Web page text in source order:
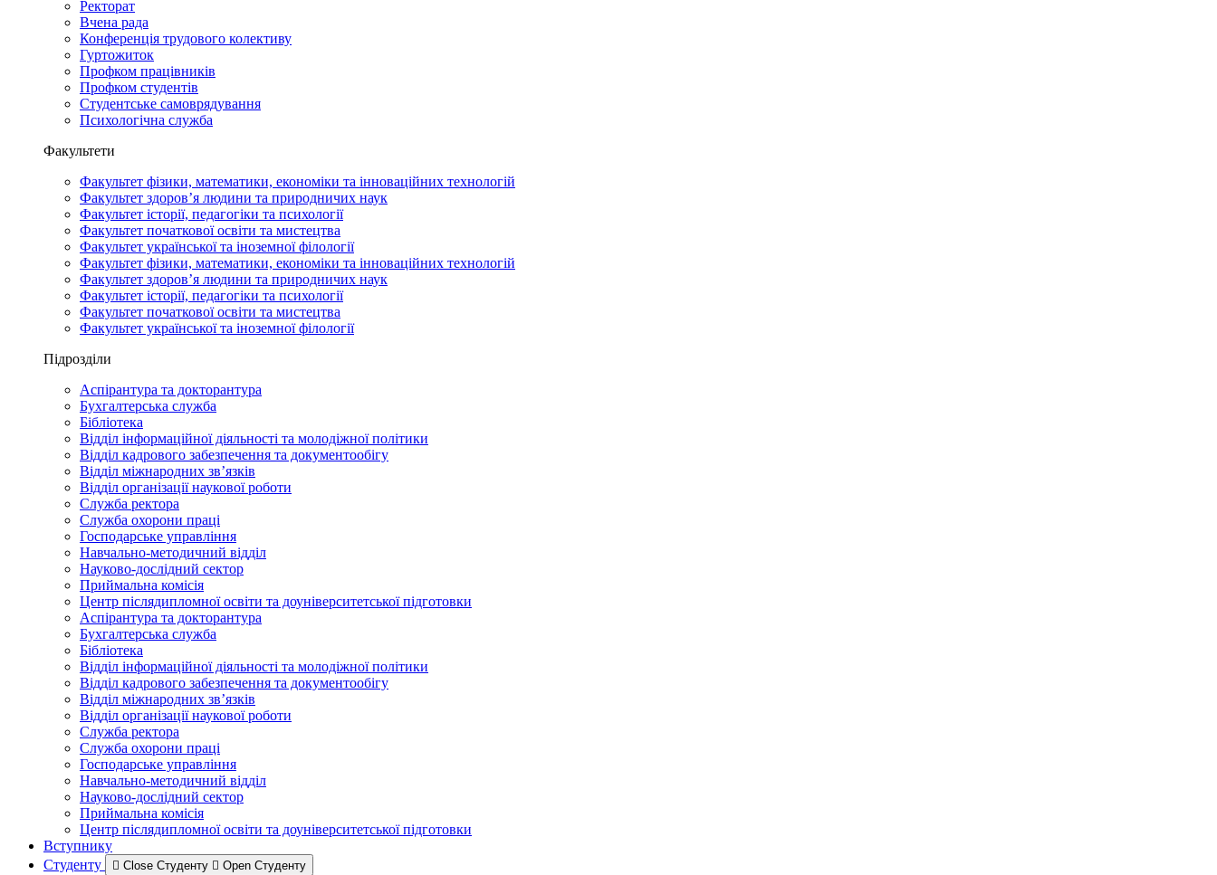
Ректорат
Вчена рада
Конференція трудового колективу
Гуртожиток
Профком працівників
Профком студентів
Студентське самоврядування
Психологічна служба
Факультети
Факультет фізики, математики, економіки та інноваційних технологій
Факультет здоров’я людини та природничих наук
Факультет історії, педагогіки та психології
Факультет початкової освіти та мистецтва
Факультет української та іноземної філології
Факультет фізики, математики, економіки та інноваційних технологій
Факультет здоров’я людини та природничих наук
Факультет історії, педагогіки та психології
Факультет початкової освіти та мистецтва
Факультет української та іноземної філології
Підрозділи
Аспірантура та докторантура
Бухгалтерська служба
Бібліотека
Відділ інформаційної діяльності та молодіжної політики
Відділ кадрового забезпечення та документообігу
Відділ міжнародних зв’язків
Відділ організації наукової роботи
Служба ректора
Служба охорони праці
Господарське управління
Навчально-методичний відділ
Науково-дослідний сектор
Приймальна комісія
Центр післядипломної освіти та доуніверситетської підготовки
Аспірантура та докторантура
Бухгалтерська служба
Бібліотека
Відділ інформаційної діяльності та молодіжної політики
Відділ кадрового забезпечення та документообігу
Відділ міжнародних зв’язків
Відділ організації наукової роботи
Служба ректора
Служба охорони праці
Господарське управління
Навчально-методичний відділ
Науково-дослідний сектор
Приймальна комісія
Центр післядипломної освіти та доуніверситетської підготовки
Вступнику
Студенту
Close Студенту Open Студенту